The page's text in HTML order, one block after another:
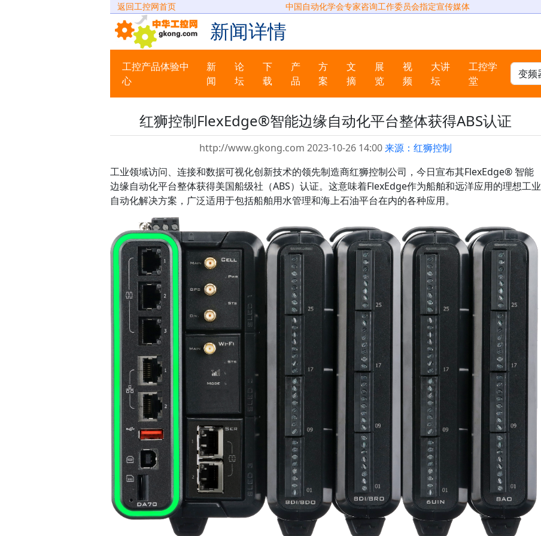
返回工控网首页 中国自动化学会专家咨询工作委员会指定宣传媒体
新闻详情
工控产品体验中
心
新
闻
论
坛
下
载
产
品
方
案
文
摘
展
览
视
频
大讲
坛
工控学
堂
红狮控制FlexEdge®智能边缘自动化平台整体获得ABS认证
http://www.gkong.com 2023-10-26 14:00来源：红狮控制
工业领域访问、连接和数据可视化创新技术的领先制造商红狮控制公司，今日宣布其FlexEdge® 智能
边缘自动化平台整体获得美国船级社（ABS）认证。这意味着FlexEdge作为船舶和远洋应用的理想工业
自动化解决方案，广泛适用于包括船舶用水管理和海上石油平台在内的各种应用。